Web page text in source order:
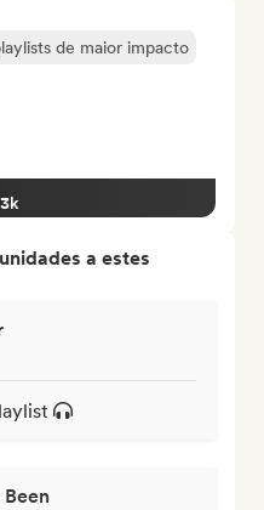
de maior impacto
a estes